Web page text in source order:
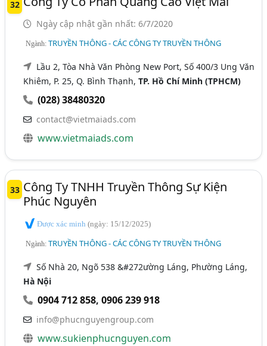
32
Ngày cập nhật gần nhất: 6/7/2020
Ngành:TRUYỀN THÔNG - CÁC CÔNG TY TRUYỀN THÔNG
Lầu 2, Tòa Nhà Văn Phòng New Port, Số 400/3 Ung Văn
Khiêm, P. 25, Q. Bình Thạnh,TP. Hồ Chí Minh (TPHCM)
(028) 38480320
contact@vietmaiads.com
www.vietmaiads.com
33 Công Ty TNHH Truyền Thông Sự Kiện
Phúc Nguyên
Được xác minh(ngày: 15/12/2025)
Ngành:TRUYỀN THÔNG - CÁC CÔNG TY TRUYỀN THÔNG
Số Nhà 20, Ngõ 538 &#272ường Láng, Phường Láng,
Hà Nội
0904 712 858,0906 239 918
info@phucnguyengroup.com
www.sukienphucnguyen.com